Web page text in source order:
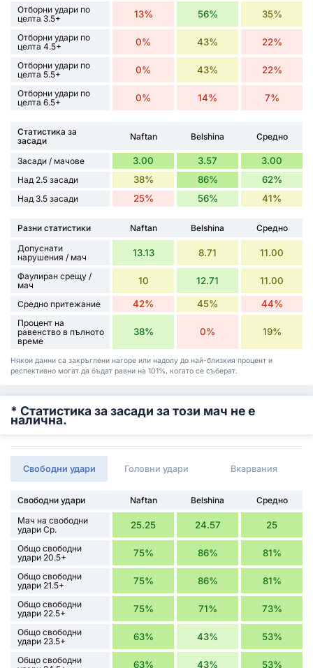
Отборни удари по
целта 3.5+
13% 56% 35%
Отборни удари по
целта 4.5+
0% 43% 22%
Отборни удари по
целта 5.5+
0% 43% 22%
Отборни удари по
целта 6.5+
0% 14% 7%
Статистика за
засади
Naftan Belshina Средно
Засади / мачове 3.00 3.57 3.00
Над 2.5 засади 38% 86% 62%
Над 3.5 засади 25% 56% 41%
Разни статистики Naftan Belshina
Средно
Допуснати
нарушения / мач
13.13 8.71 11.00
Фаулиран срещу /
мач
10 12.71 11.00
Средно притежание 42% 45% 44%
Процент на
равенство в пълното
време
38% 0% 19%
Някои данни са закръглени нагоре или надолу до най-близкия процент и
респективно могат да бъдат равни на 101%, когато се съберат.
* Статистика за засади за този мач не е
налична.
Свободни удари Головни удари Вкарвания
Свободни удари Naftan Belshina
Средно
Мач на свободни
удари Ср.
25.25 24.57 25
Общо свободни
удари 20.5+
75% 86% 81%
Общо свободни
удари 21.5+
75% 86% 81%
Общо свободни
удари 22.5+
75% 71% 73%
Общо свободни
удари 23.5+
63% 43% 53%
Общо свободни
63% 43% 53%